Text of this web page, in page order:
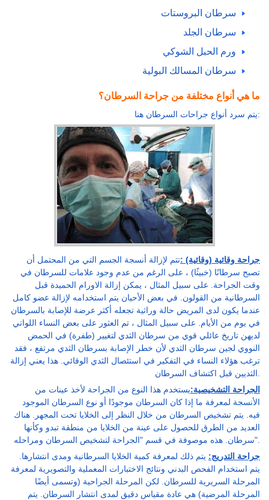
سرطان البروستات
سرطان الجلد
ورم الحبل الشوكي
سرطان المسالك البولية
ما هي أنواع مختلفة من جراحة السرطان؟
يتم سرد أنواع جراحات السرطان هنا:
جراحة وقائية (وقائية) :تتم لإزالة أنسجة الجسم التي من المحتمل أن
تصبح سرطانًا (خبيثًا) ، على الرغم من عدم وجود علامات للسرطان في
وقت الجراحة. على سبيل المثال ، يمكن إزالة الاورام الحميدة قبل
السرطانية من القولون. في بعض الأحيان يتم استخدامه لإزالة عضو كامل
عندما يكون لدى المريض حالة وراثية تجعله أكثر عرضة للإصابة بالسرطان
في يوم من الأيام. على سبيل المثال ، تم العثور على بعض النساء اللواتي
لديهن تاريخ عائلي قوي من سرطان الثدي لتغيير (طفرة) في الحمض
النووي لجين سرطان الثدي لأن خطر الإصابة بسرطان الثدي مرتفع ، فقد
ترغب هؤلاء النساء في التفكير في استئصال الثدي الوقائي. هذا يعني إزالة
الثديين قبل اكتشاف السرطان.
الجراحة التشخيصية:يستخدم هذا النوع من الجراحة لأخذ عينات من
الأنسجة لمعرفة ما إذا كان السرطان موجودًا أو نوع السرطان الموجود
فيه. يتم تشخيص السرطان من خلال النظر إلى الخلايا تحت المجهر. هناك
العديد من الطرق للحصول على عينة من الخلايا من منطقة تبدو وكأنها
سرطان. هذه موصوفة في قسم "الجراحة لتشخيص السرطان ومراحله".
جراحة التدريج: يتم ذلك لمعرفة كمية الخلايا السرطانية ومدى انتشارها.
يتم استخدام الفحص البدني ونتائج الاختبارات المعملية والتصويرية لمعرفة
المرحلة السريرية للسرطان. لكن المرحلة الجراحية (وتسمى أيضًا
المرحلة المرضية) هي عادة مقياس دقيق لمدى انتشار السرطان. يتم